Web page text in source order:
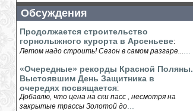
Обсуждения
Продолжается строительство
горнолыжного курорта в Арсеньеве:
Летом надо строить! Сезон в самом разгаре...
«Очередные» рекорды Красной Поляны.
Выстоявшим День Защитника в
очередях посвящается:
Добавлю, что цена на ски пасс , несмотря на
закрытые трассы Золотой до